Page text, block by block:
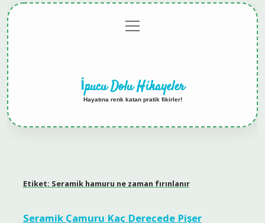
menüyü
aç
İpucu Dolu Hikayeler
Hayatına renk katan pratik fikirler!
Etiket: Seramik hamuru ne zaman fırınlanır
Seramik Çamuru Kaç Derecede Pişer